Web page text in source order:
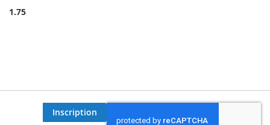
1.75
Inscription